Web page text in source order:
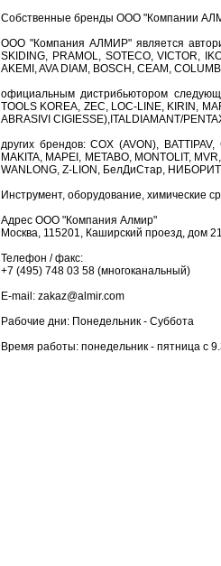
Собственные бренды ООО "Компании
ООО "Компания АЛМИР" является
SKIDING, PRAMOL, SOTECO, VICTOR,
AKEMI, AVA DIAM, BOSCH, CEAM,
официальным дистрибьютором
TOOLS KOREA, ZEC, LOC-LINE, KIRIN,
ABRASIVI CIGIESSE),ITALDIAMANT/
других брендов: COX (AVON),
MAKITA, MAPEI, METABO, MONTOLIT,
WANLONG, Z-LION, БелДиСтар, НИБОРИТ,
Инструмент, оборудование, химические
Адрес ООО "Компания Алмир"
Москва, 115201, Каширский проезд, дом
Телефон / факс:
+7 (495) 748 03 58 (многоканальный)
E-mail: zakaz@almir.com
Рабочие дни: Понедельник - Суббота
Время работы: понедельник - пятница с